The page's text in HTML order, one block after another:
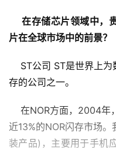
在存储芯片领域中，
片在全球市场中的前景？
ST公司 ST是世界上为
存的公司之一。
在NOR方面，2004年
近13%的NOR闪存市场
装产品)，主要用于手机